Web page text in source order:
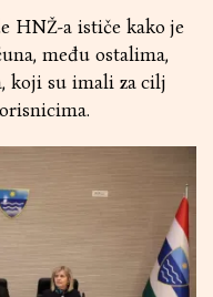
HNŽ-a ističe kako je
među ostalima,
koji su imali za cilj